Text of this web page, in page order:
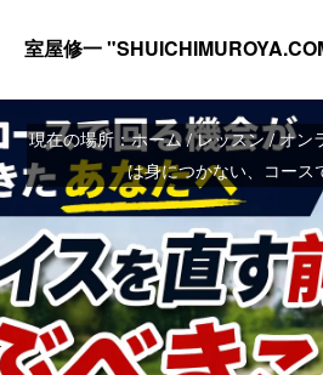
main
content
室屋修一
ル
フ
コ
ー
チ
室
屋
現在の場所：ホーム / レッスン / オン
は身につかない、コース